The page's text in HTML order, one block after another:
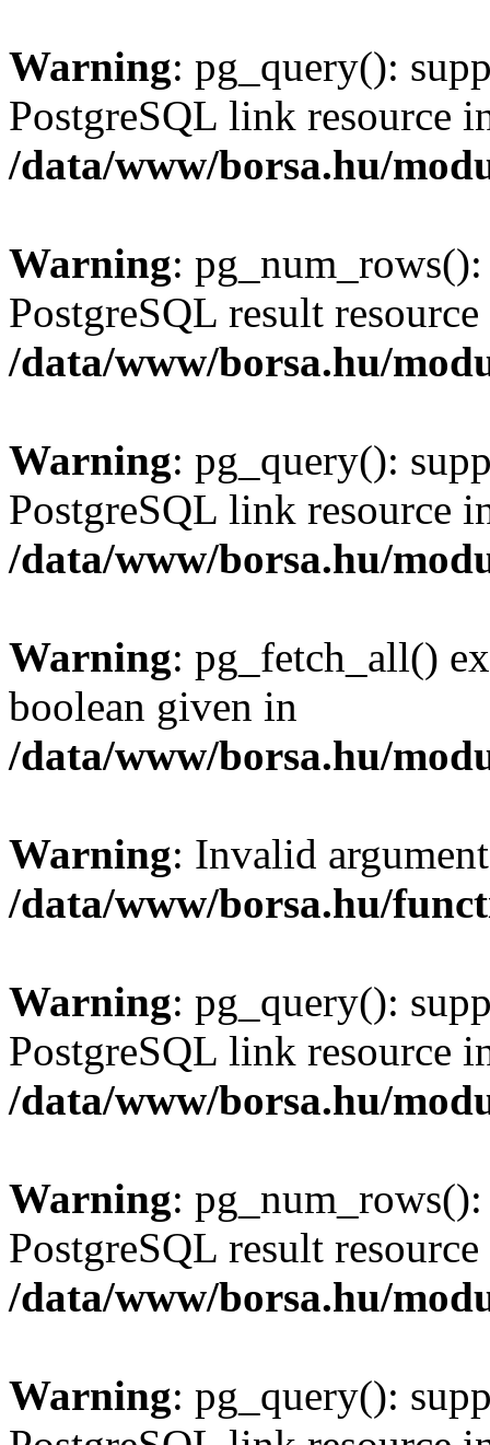
Warning: pg_query():
PostgreSQL link resource
/data/www/borsa.hu/
Warning:
PostgreSQL result
/data/www/borsa.hu/
Warning: pg_query():
PostgreSQL link resource
/data/www/borsa.hu/
Warning: pg_fetch_all()
boolean given in
/data/www/borsa.hu/
Warning: Invalid
/data/www/borsa.hu/
Warning: pg_query():
PostgreSQL link resource
/data/www/borsa.hu/
Warning:
PostgreSQL result
/data/www/borsa.hu/
Warning: pg_query():